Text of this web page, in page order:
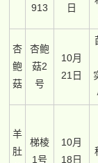
913
日
杏
鲍
菇
杏鲍
菇2
号
10月
21日
羊
肚
梯棱
1号
10月
18日